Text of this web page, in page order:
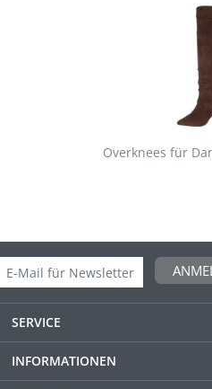
Overknees für
SERVICE
INFORMATIONEN